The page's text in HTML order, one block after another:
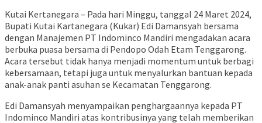
Kutai Kertanegara – Pada hari Minggu, tanggal 24 Maret 2024,
Bupati Kutai Kartanegara (Kukar) Edi Damansyah bersama
dengan Manajemen PT Indominco Mandiri mengadakan acara
berbuka puasa bersama di Pendopo Odah Etam Tenggarong.
Acara tersebut tidak hanya menjadi momentum untuk berbagi
kebersamaan, tetapi juga untuk menyalurkan bantuan kepada
anak-anak panti asuhan se Kecamatan Tenggarong.
Edi Damansyah menyampaikan penghargaannya kepada PT
Indominco Mandiri atas kontribusinya yang telah memberikan